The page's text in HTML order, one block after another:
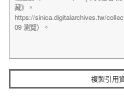
複製引用